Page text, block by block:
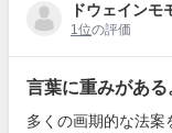
ドウェインモ
1位の評価
言葉に重みがある
多くの画期的な法